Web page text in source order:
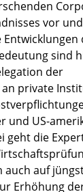
vor
sind
der
private
und US-
geht die
auch auf
Erhöhung